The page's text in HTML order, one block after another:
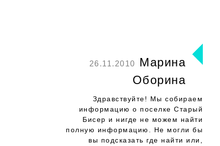
26.11.2010
Марина
Оборина
Здравствуйте! Мы собираем
информацию о поселке Старый
Бисер и нигде не можем найти
полную информацию. Не могли бы
вы подсказать где найти или,